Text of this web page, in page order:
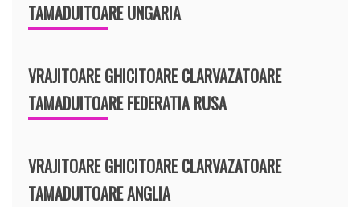
TAMADUITOARE UNGARIA
VRAJITOARE GHICITOARE CLARVAZATOARE
TAMADUITOARE FEDERATIA RUSA
VRAJITOARE GHICITOARE CLARVAZATOARE
TAMADUITOARE ANGLIA